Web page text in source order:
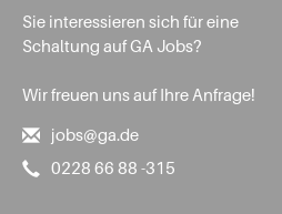
Sie interessieren sich für eine
Schaltung auf GA Jobs?
Wir freuen uns auf Ihre Anfrage!
jobs@ga.de
0228 66 88 -315